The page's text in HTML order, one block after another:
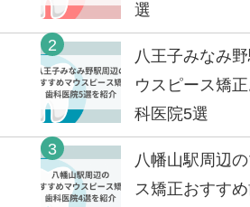
選
2
八王子みなみ
ウスピース矯
科医院5選
3
八幡山駅周辺
ス矯正おすす